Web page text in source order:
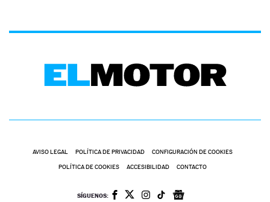
AVISO LEGAL POLÍTICA DE PRIVACIDAD CONFIGURACIÓN DE COOKIES
POLÍTICA DE COOKIES ACCESIBILIDAD CONTACTO
SÍGUENOS: